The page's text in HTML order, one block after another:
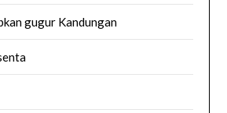
gugur Kandungan